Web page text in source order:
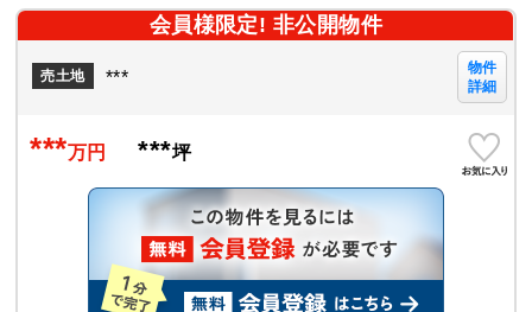
会員様限定! 非公開物件
売土地 ***
物件
詳細
***万円 ***坪